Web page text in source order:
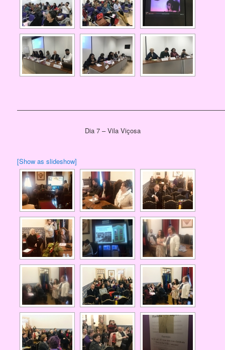
Dia 7 – Vila Viçosa
[Show as slideshow]